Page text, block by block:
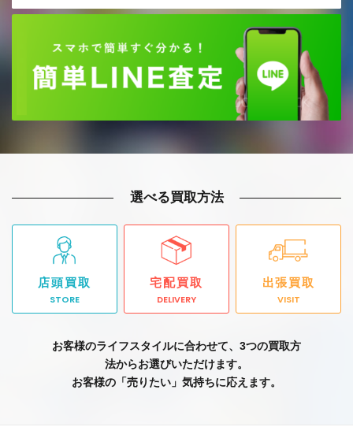
選べる買取方法
店頭買取
STORE
宅配買取
DELIVERY
出張買取
VISIT
お客様のライフスタイルに合わせて、3つの買取方
法からお選びいただけます。
お客様の「売りたい」気持ちに応えます。